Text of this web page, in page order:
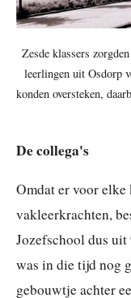
Zesde klassers
leerlingen uit Osdorp
konden oversteken,
De collega's
Omdat er voor elke
vakleerkrachten,
Jozefschool dus
was in die tijd nog
gebouwtje achter